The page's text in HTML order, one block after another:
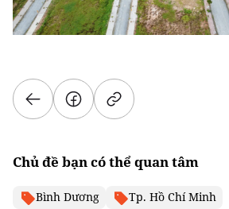
Chủ đề bạn có thể quan tâm
Bình Dương
Tp. Hồ Chí Minh